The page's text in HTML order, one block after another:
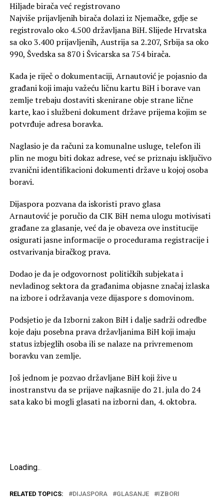
Hiljade birača već registrovano
Najviše prijavljenih birača dolazi iz Njemačke, gdje se
registrovalo oko 4.500 državljana BiH. Slijede Hrvatska
sa oko 3.400 prijavljenih, Austrija sa 2.207, Srbija sa oko
990, Švedska sa 870 i Švicarska sa 754 birača.
Kada je riječ o dokumentaciji, Arnautović je pojasnio da
građani koji imaju važeću ličnu kartu BiH i borave van
zemlje trebaju dostaviti skenirane obje strane lične
karte, kao i službeni dokument države prijema kojim se
potvrđuje adresa boravka.
Naglasio je da računi za komunalne usluge, telefon ili
plin ne mogu biti dokaz adrese, već se priznaju isključivo
zvanični identifikacioni dokumenti države u kojoj osoba
boravi.
Dijaspora pozvana da iskoristi pravo glasa
Arnautović je poručio da CIK BiH nema ulogu motivisati
građane za glasanje, već da je obaveza ove institucije
osigurati jasne informacije o procedurama registracije i
ostvarivanja biračkog prava.
Dodao je da je odgovornost političkih subjekata i
nevladinog sektora da građanima objasne značaj izlaska
na izbore i održavanja veze dijaspore s domovinom.
Podsjetio je da Izborni zakon BiH i dalje sadrži odredbe
koje daju posebna prava državljanima BiH koji imaju
status izbjeglih osoba ili se nalaze na privremenom
boravku van zemlje.
Još jednom je pozvao državljane BiH koji žive u
inostranstvu da se prijave najkasnije do 21. jula do 24
sata kako bi mogli glasati na izborni dan, 4. oktobra.
Loading...
RELATED TOPICS: DIJASPORA GLASANJE IZBORI